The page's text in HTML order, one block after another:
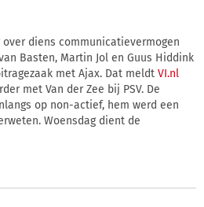
diens communicatievermogen
Basten, Martin Jol en Guus Hiddink
met Ajax. Dat meldt VI.nl
met Van der Zee bij PSV. De
op non-actief, hem werd een
Woensdag dient de